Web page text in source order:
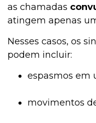
as chamadas
atingem apenas
Nesses casos, os
podem incluir:
espasmos em
movimentos